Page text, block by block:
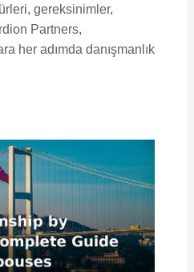
gereksinimler,
Partners,
her adımda danışmanlık